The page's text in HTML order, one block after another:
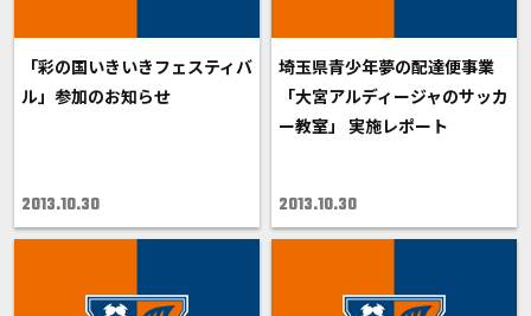
「彩の国いきいきフェスティバ
ル」参加のお知らせ
2013.10.30
埼玉県青少年夢の配達便事業
「大宮アルディージャのサッカ
ー教室」 実施レポート
2013.10.30